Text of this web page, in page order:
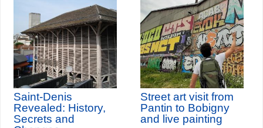
Saint-Denis
Revealed: History,
Secrets and
Street art visit from
Pantin to Bobigny
and live painting